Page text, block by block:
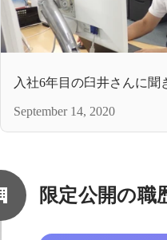
入社6年目の臼井さんに聞
September 14, 2020
限定公開の職